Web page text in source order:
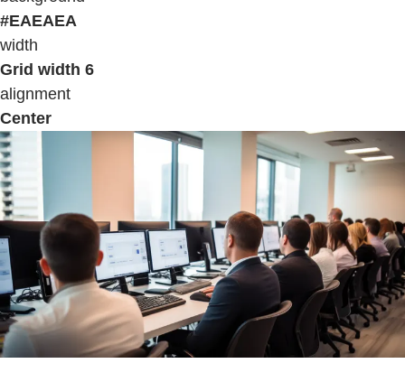
#EAEAEA
width
Grid width 6
alignment
Center